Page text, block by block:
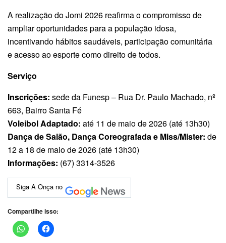
A realização do Jomi 2026 reafirma o compromisso de
ampliar oportunidades para a população idosa,
incentivando hábitos saudáveis, participação comunitária
e acesso ao esporte como direito de todos.
Serviço
Inscrições: sede da Funesp – Rua Dr. Paulo Machado, nº
663, Bairro Santa Fé
Voleibol Adaptado: até 11 de maio de 2026 (até 13h30)
Dança de Salão, Dança Coreografada e Miss/Mister: de
12 a 18 de maio de 2026 (até 13h30)
Informações: (67) 3314-3526
Siga A Onça no
Compartilhe isso: